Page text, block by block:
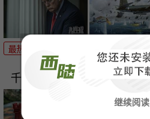
继续阅读
最热
千机压境：俄乌战场上的\"